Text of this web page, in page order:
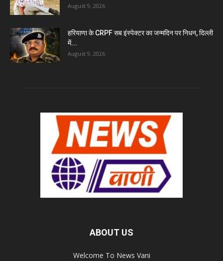
August 9, 2026
हरियाणा के CRPF सब इंस्पेक्टर का जन्मदिन पर निधन, दिल्ली
में...
August 9, 2026
ABOUT US
Welcome To News Vani